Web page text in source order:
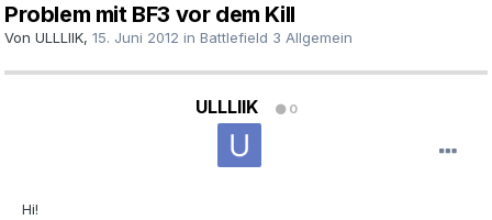
Problem mit BF3 vor dem Kill
Von ULLLIIK, 15. Juni 2012 in Battlefield 3 Allgemein
ULLLIIK 0
Hi!